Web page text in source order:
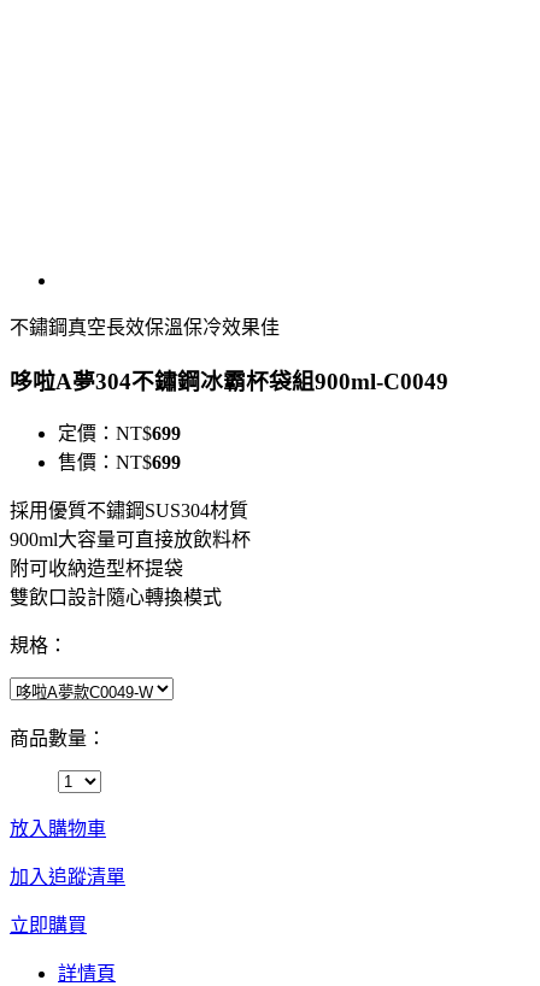
不鏽鋼真空長效保溫保冷效果佳
哆啦A夢304不鏽鋼冰霸杯袋組900ml-C0049
定價： NT$699
售價： NT$699
採用優質不鏽鋼SUS304材質
900ml大容量可直接放飲料杯
附可收納造型杯提袋
雙飲口設計隨心轉換模式
規格：
商品數量：
放入購物車
加入追蹤清單
立即購買
詳情頁